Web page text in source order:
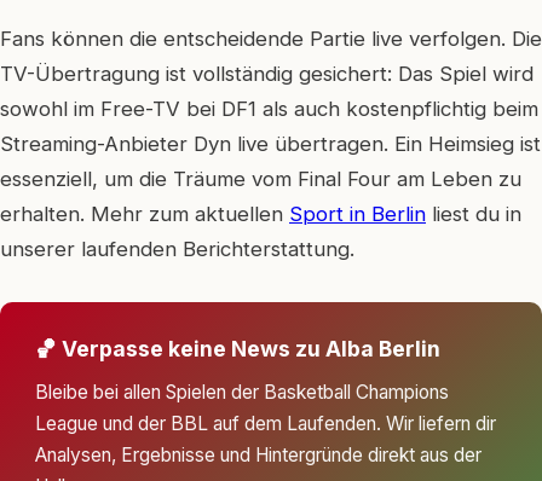
Fans können die entscheidende Partie live verfolgen. Die
TV-Übertragung ist vollständig gesichert: Das Spiel wird
sowohl im Free-TV bei DF1 als auch kostenpflichtig beim
Streaming-Anbieter Dyn live übertragen. Ein Heimsieg ist
essenziell, um die Träume vom Final Four am Leben zu
erhalten. Mehr zum aktuellen Sport in Berlin liest du in
unserer laufenden Berichterstattung.
🏀 Verpasse keine News zu Alba Berlin
Bleibe bei allen Spielen der Basketball Champions
League und der BBL auf dem Laufenden. Wir liefern dir
Analysen, Ergebnisse und Hintergründe direkt aus der